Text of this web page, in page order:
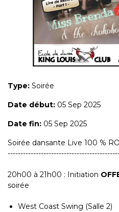
Type: Soirée
Date début: 05 Sep 2025
Date fin: 05 Sep 2025
Soirée dansante Live 100 %
20h00 à 21h00 : Initiation
soirée
West Coast Swing (Salle 2)